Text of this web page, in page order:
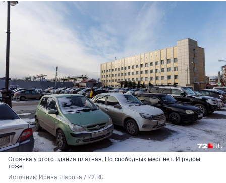
Стоянка у этого здания платная. Но свободных мест нет. И рядом
тоже
Источник: Ирина Шарова / 72.RU